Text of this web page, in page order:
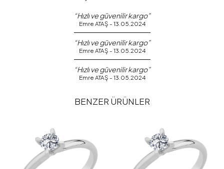
“Hızlı ve güvenilir kargo”
Emre ATAŞ - 13.05.2024
“Hızlı ve güvenilir kargo”
Emre ATAŞ - 13.05.2024
“Hızlı ve güvenilir kargo”
Emre ATAŞ - 13.05.2024
BENZER ÜRÜNLER